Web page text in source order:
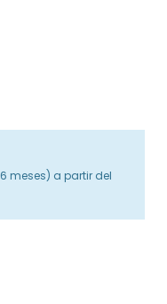
meses) a partir del